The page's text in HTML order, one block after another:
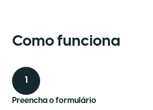
Como funciona
1
Preencha o formulário